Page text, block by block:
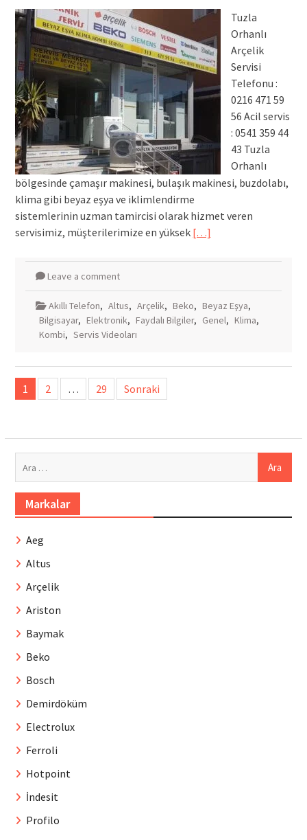
Tuzla
Orhanlı
Arçelik
Servisi
Telefonu :
0216 471 59
56 Acil servis
: 0541 359 44
43 Tuzla
Orhanlı
bölgesinde çamaşır makinesi, bulaşık makinesi, buzdolabı,
klima gibi beyaz eşya ve iklimlendirme
sistemlerinin uzman tamircisi olarak hizmet veren
servisimiz, müşterilerimize en yüksek […]
Leave a comment
Akıllı Telefon, Altus, Arçelik, Beko, Beyaz Eşya,
Bilgisayar, Elektronik, Faydalı Bilgiler, Genel, Klima,
Kombi, Servis Videoları
Yazı
sayfalandırması
1 2 … 29 Sonraki
Markalar
Aeg
Altus
Arçelik
Ariston
Baymak
Beko
Bosch
Demirdöküm
Electrolux
Ferroli
Hotpoint
İndesit
Profilo